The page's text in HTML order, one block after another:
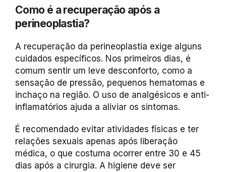
Como é a recuperação após a
perineoplastia?
A recuperação da perineoplastia exige alguns
cuidados específicos. Nos primeiros dias, é
comum sentir um leve desconforto, como a
sensação de pressão, pequenos hematomas e
inchaço na região. O uso de analgésicos e anti-
inflamatórios ajuda a aliviar os sintomas.
É recomendado evitar atividades físicas e ter
relações sexuais apenas após liberação
médica, o que costuma ocorrer entre 30 e 45
dias após a cirurgia. A higiene deve ser